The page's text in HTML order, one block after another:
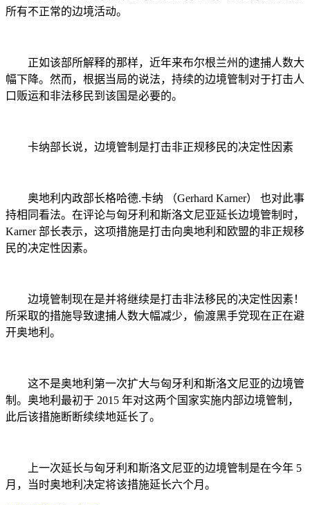
所有不正常的边境活动。
正如该部所解释的那样，近年来布尔根兰州的逮捕人数大
幅下降。然而，根据当局的说法，持续的边境管制对于打击人
口贩运和非法移民到该国是必要的。
卡纳部长说，边境管制是打击非正规移民的决定性因素
奥地利内政部长格哈德.卡纳 （Gerhard Karner） 也对此事
持相同看法。在评论与匈牙利和斯洛文尼亚延长边境管制时，
Karner 部长表示，这项措施是打击向奥地利和欧盟的非正规移
民的决定性因素。
边境管制现在是并将继续是打击非法移民的决定性因素！
所采取的措施导致逮捕人数大幅减少，偷渡黑手党现在正在避
开奥地利。
这不是奥地利第一次扩大与匈牙利和斯洛文尼亚的边境管
制。奥地利最初于 2015 年对这两个国家实施内部边境管制，
此后该措施断断续续地延长了。
上一次延长与匈牙利和斯洛文尼亚的边境管制是在今年 5
月，当时奥地利决定将该措施延长六个月。